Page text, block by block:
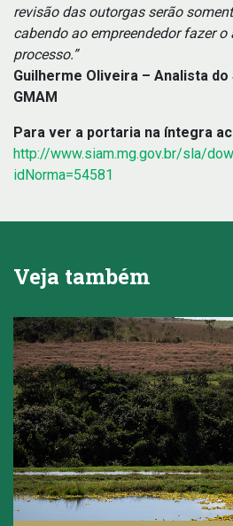
revisão das outorgas serão
cabendo ao empreendedor fazer
processo.”
Guilherme Oliveira – Analista do
GMAM
Para ver a portaria na íntegra
http://www.siam.mg.gov.br/sla/
idNorma=54581
Veja também